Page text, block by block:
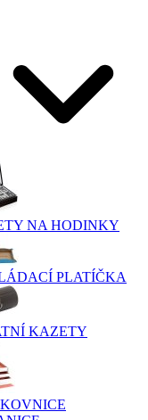
NA HODINKY
PLATÍČKA
KAZETY